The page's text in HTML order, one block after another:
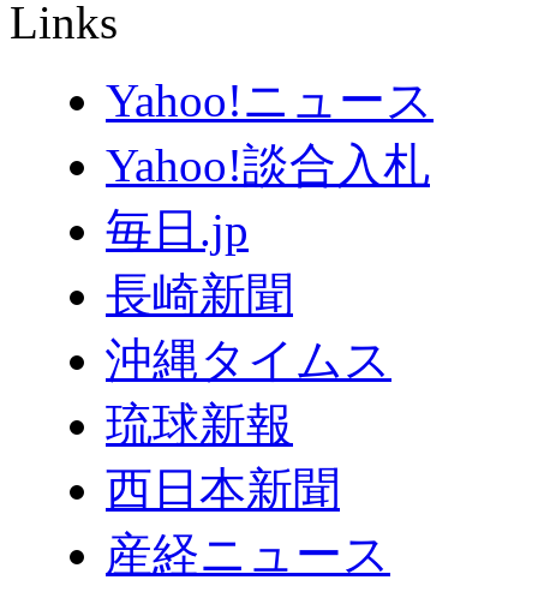
Links
Yahoo!ニュース
Yahoo!談合入札
毎日.jp
長崎新聞
沖縄タイムス
琉球新報
西日本新聞
産経ニュース